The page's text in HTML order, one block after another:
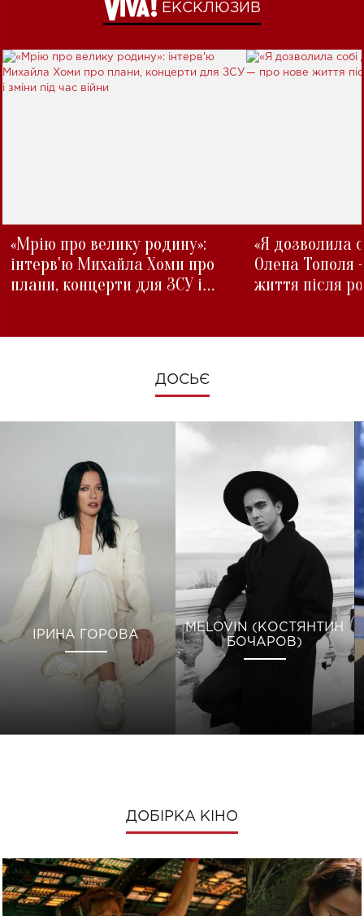
ЕКСКЛЮЗИВ
«Мрію про велику родину»:
інтерв'ю Михайла Хоми про
плани, концерти для ЗСУ і
«Я дозволила
Олена Тополя
життя після
ДОСЬЄ
ІРИНА ГОРОВА
MELOVIN (КОСТЯНТИН
БОЧАРОВ)
ДОБІРКА КІНО